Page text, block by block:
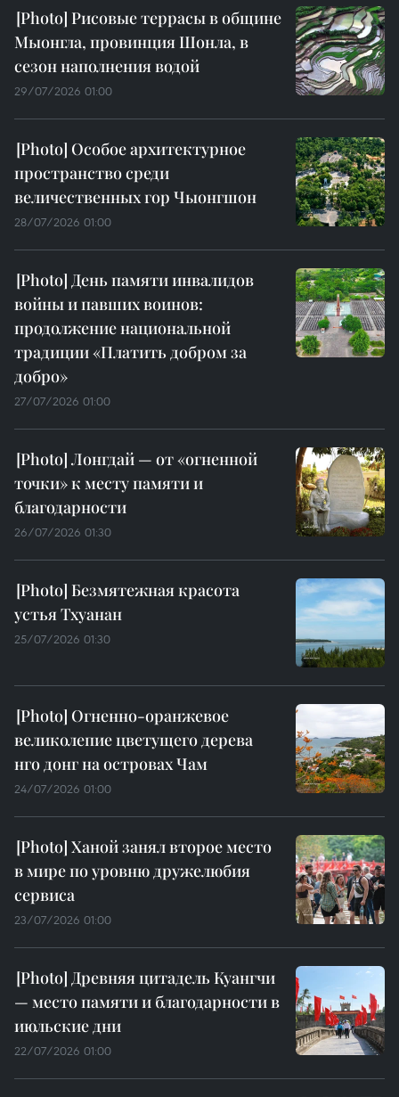
Рисовые террасы в общине
Мыонгла, провинция Шонла, в
сезон наполнения водой
29/07/2026 01:00
Особое архитектурное
пространство среди
величественных гор Чыонгшон
28/07/2026 01:00
День памяти инвалидов
войны и павших воинов:
продолжение национальной
традиции «Платить добром за
добро»
27/07/2026 01:00
Лонгдай — от «огненной
точки» к месту памяти и
благодарности
26/07/2026 01:30
Безмятежная красота
устья Тхуанан
25/07/2026 01:30
Огненно-оранжевое
великолепие цветущего дерева
нго донг на островах Чам
24/07/2026 01:00
Ханой занял второе место
в мире по уровню дружелюбия
сервиса
23/07/2026 01:00
Древняя цитадель Куангчи
— место памяти и благодарности в
июльские дни
22/07/2026 01:00